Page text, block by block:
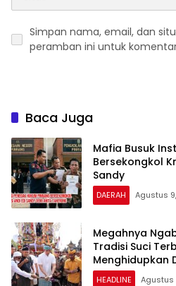
Simpan nama, email, dan
peramban ini untuk
Baca Juga
Mafia Busuk
Bersekongkol
Sandy
DAERAH Agustus
Megahnya
Tradisi Suci
Menghidupkan
Ikatan Keluarga
HEADLINE Agustus